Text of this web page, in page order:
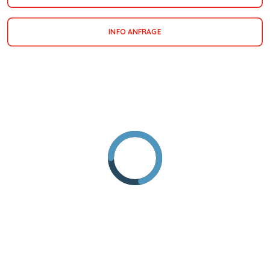
INFO ANFRAGE